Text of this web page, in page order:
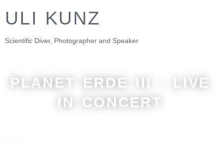
ULI KUNZ
Scientific Diver, Photographer and Speaker
PLANET ERDE III - LIVE
IN CONCERT